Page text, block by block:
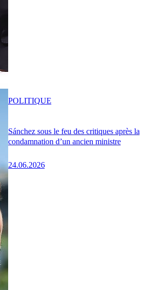
Sánchez sous le feu des critiques après la
condamnation d’un ancien ministre
24.06.2026
POLITIQUE